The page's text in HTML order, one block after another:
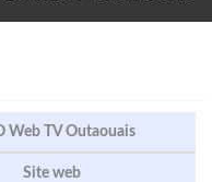
Web TV Outaouais
Site web